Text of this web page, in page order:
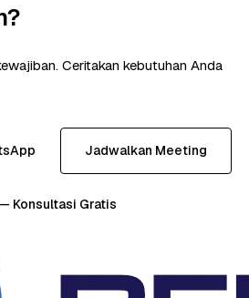
Ceritakan kebutuhan Anda
Jadwalkan Meeting
Konsultasi Gratis